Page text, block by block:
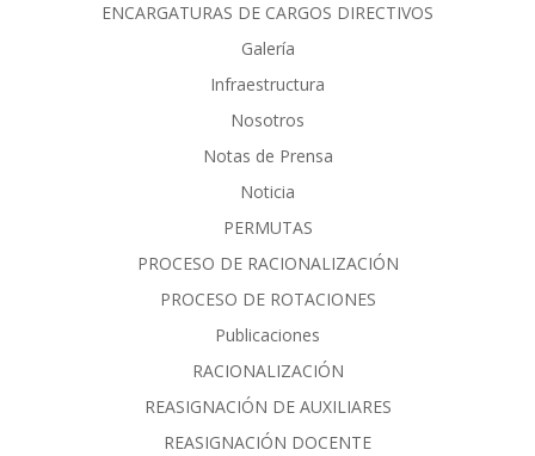
ENCARGATURAS DE CARGOS DIRECTIVOS
Galería
Infraestructura
Nosotros
Notas de Prensa
Noticia
PERMUTAS
PROCESO DE RACIONALIZACIÓN
PROCESO DE ROTACIONES
Publicaciones
RACIONALIZACIÓN
REASIGNACIÓN DE AUXILIARES
REASIGNACIÓN DOCENTE